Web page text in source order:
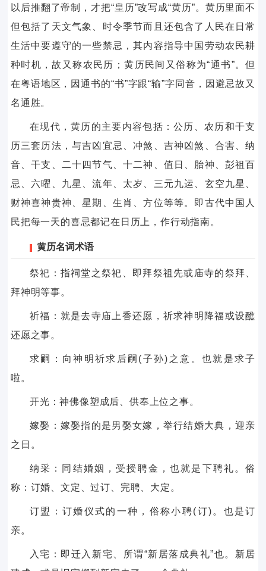
以后推翻了帝制，才把“皇历”改写成“黄历”。黄历里面不
但包括了天文气象、时令季节而且还包含了人民在日常
生活中要遵守的一些禁忌，其内容指导中国劳动农民耕
种时机，故又称农民历；黄历民间又俗称为“通书”。但
在粤语地区，因通书的“书”字跟“输”字同音，因避忌故又
名通胜。
在现代，黄历的主要内容包括：公历、农历和干支
历三套历法，与吉凶宜忌、冲煞、吉神凶煞、合害、纳
音、干支、二十四节气、十二神、值日、胎神、彭祖百
忌、六曜、九星、流年、太岁、三元九运、玄空九星、
财神喜神贵神、星期、生肖、方位等等。即古代中国人
民把每一天的喜忌都记在日历上，作行动指南。
黄历名词术语
祭祀：指祠堂之祭祀、即拜祭祖先或庙寺的祭拜、
拜神明等事。
祈福：就是去寺庙上香还愿，祈求神明降福或设醮
还愿之事。
求嗣：向神明祈求后嗣(子孙)之意。也就是求子
啦。
开光：神佛像塑成后、供奉上位之事。
嫁娶：嫁娶指的是男娶女嫁，举行结婚大典，迎亲
之日。
纳采：同结婚姻，受授聘金，也就是下聘礼。俗
称：订婚、文定、过订、完聘、大定。
订盟：订婚仪式的一种，俗称小聘(订)。也是订
亲。
入宅：即迁入新宅、所谓“新居落成典礼”也。新居